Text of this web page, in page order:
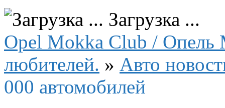
Загрузка ...
Opel Mokka Club / Опель
любителей. » Авто
000 автомобилей